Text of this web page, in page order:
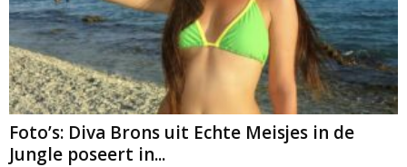
Foto’s: Diva Brons uit Echte Meisjes in de
Jungle poseert in...